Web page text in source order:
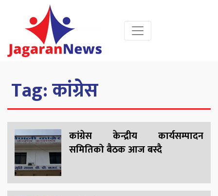
Tag:कांग्रेस
कांग्रेस केन्द्रीय कार्यसम्पादन
समितिको बैठक आज बस्दै